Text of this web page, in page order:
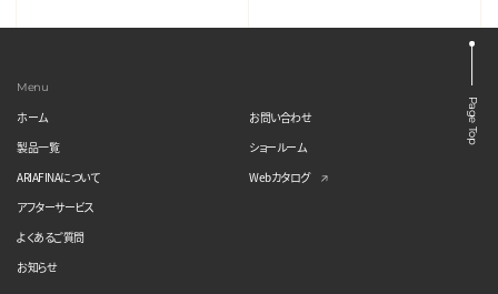
Page Top
Menu
ホーム
製品一覧
ARIAFINAについて
アフターサービス
よくあるご質問
お知らせ
お問い合わせ
ショールーム
Webカタログ